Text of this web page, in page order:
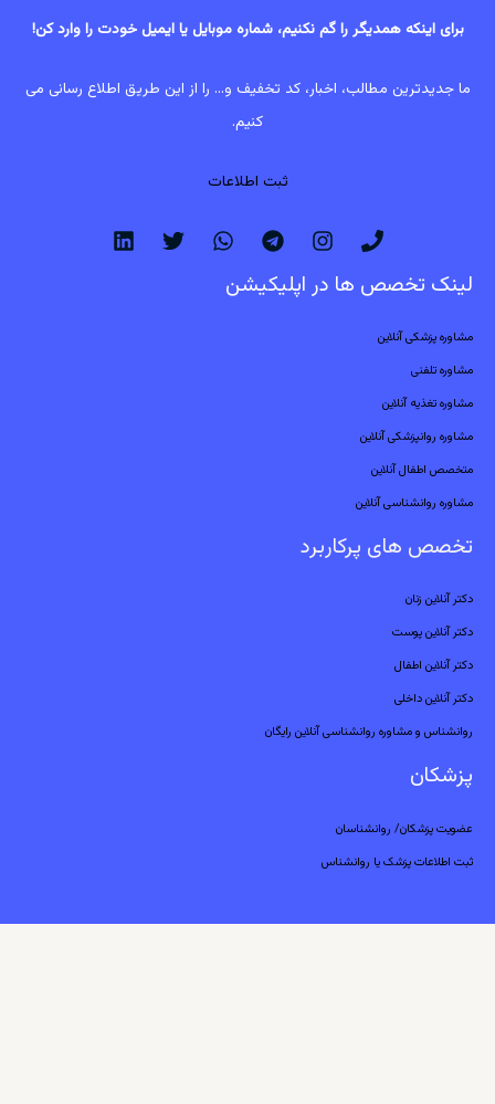
برای اینکه همدیگر را گم نکنیم، شماره موبایل یا ایمیل خودت را وارد کن!
ما جدیدترین مطالب، اخبار، کد تخفیف و... را از این طریق اطلاع رسانی می
کنیم.
ثبت اطلاعات
لینک تخصص ها در اپلیکیشن
مشاوره پزشکی آنلاین
مشاوره تلفنی
مشاوره تغذیه آنلاین
مشاوره روانپزشکی آنلاین
متخصص اطفال آنلاین
مشاوره روانشناسی آنلاین
تخصص های پرکاربرد
دکتر آنلاین زنان
دکتر آنلاین پوست
دکتر آنلاین اطفال
دکتر آنلاین داخلی
روانشناس و مشاوره روانشناسی آنلاین رایگان
پزشکان
عضویت پزشکان/ روانشناسان
ثبت اطلاعات پزشک یا روانشناس